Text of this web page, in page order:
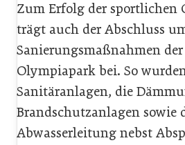
Zum Erfolg der sportlichen
trägt auch der Abschluss
Sanierungsmaßnahmen
Olympiapark bei. So
Sanitäranlagen, die
Brandschutzanlagen sowie
Abwasserleitung nebst